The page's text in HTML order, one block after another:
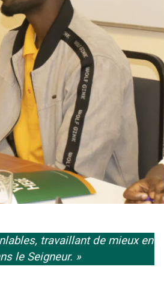
travaillant de mieux en
le Seigneur. »